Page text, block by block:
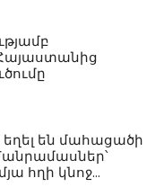
եղել են մահացածի
հղի կնոջ